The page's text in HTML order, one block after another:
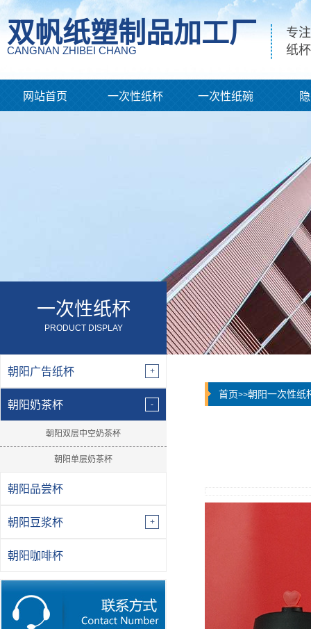
双帆纸塑制品加工厂
CANGNAN ZHIBEI CHANG
专
纸
网站首页 一次性纸杯 一次性纸碗
一次性纸杯
PRODUCT DISPLAY
朝阳广告纸杯
朝阳奶茶杯
朝阳双层中空奶茶杯
朝阳单层奶茶杯
朝阳品尝杯
朝阳豆浆杯
朝阳咖啡杯
首页>>朝阳一次性纸